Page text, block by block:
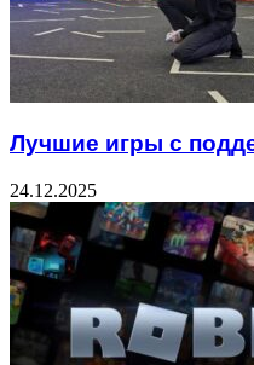
Лучшие игры с
24.12.2025